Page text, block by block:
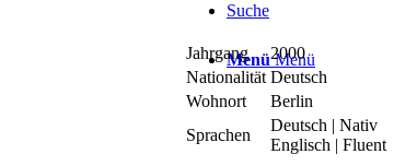
Suche
Menü Menü
Jahrgang
2000
Nationalität Deutsch
Wohnort
Berlin
Sprachen
Deutsch | Nativ
Englisch | Fluent